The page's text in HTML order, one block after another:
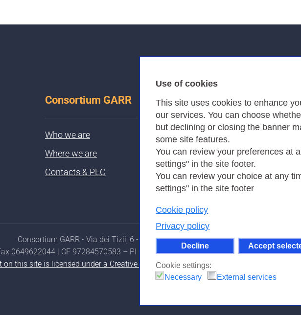
Use of cookies
This site uses cookies to enhance
our services. You can choose
but declining or closing the banner
some site features.
You can review your preferences at
settings" in the site footer.
You can review your choice at any
settings" in the site footer
Cookie policy
Privacy policy
Decline Accept
Cookie settings:
Necessary
External services
Consortium GARR
Who we are
Where we are
Contacts & PEC
Privacy
Cookies Policy
Consortium GARR - Via dei Tizii, 6 - 00185 Rome
0649622044 | CF 97284570583 – PI 07577141000 | Recipient Code 7EU9KEU |
this site is licensed under a Creative Commons Attribution-Non Commercial-Share